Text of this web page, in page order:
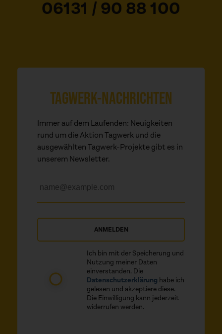
06131 / 90 88 100
TAGWERK-NACHRICHTEN
Immer auf dem Laufenden: Neuigkeiten
rund um die Aktion Tagwerk und die
ausgewählten Tagwerk-Projekte gibt es in
unserem Newsletter.
ANMELDEN
Ich bin mit der Speicherung und
Nutzung meiner Daten
einverstanden. Die
Datenschutzerklärung habe ich
gelesen und akzeptiere diese.
Die Einwilligung kann jederzeit
widerrufen werden.